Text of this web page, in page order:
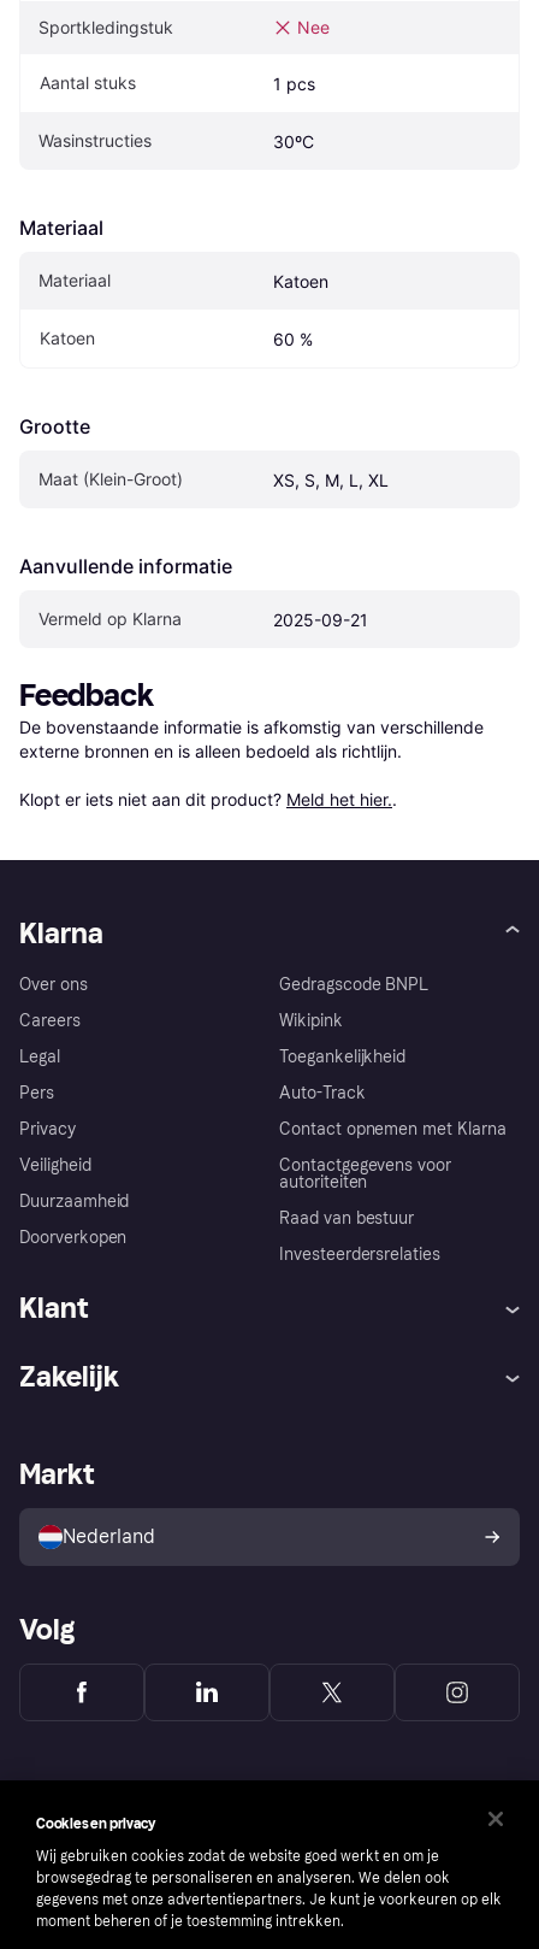
Sportkledingstuk Nee
Aantal stuks 1 pcs
Wasinstructies 30ºC
Materiaal
Materiaal Katoen
Katoen 60 %
Grootte
Maat (Klein-Groot) XS, S, M, L, XL
Aanvullende informatie
Vermeld op Klarna 2025-09-21
Feedback
De bovenstaande informatie is afkomstig van verschillende
externe bronnen en is alleen bedoeld als richtlijn.
Klopt er iets niet aan dit product? Meld het hier..
Klarna
Over ons
Careers
Legal
Pers
Privacy
Veiligheid
Duurzaamheid
Doorverkopen
Gedragscode BNPL
Wikipink
Toegankelijkheid
Auto-Track
Contact opnemen met Klarna
Contactgegevens voor
autoriteiten
Raad van bestuur
Investeerdersrelaties
Klant
Winkeloverzicht
Kopersbescherming voor
consumenten
Zakelijk
Zakelijke login
Markt
Nederland
Volg
Cookies en privacy
Wij gebruiken cookies zodat de website goed werkt en om je
browsegedrag te personaliseren en analyseren. We delen ook
gegevens met onze advertentiepartners. Je kunt je voorkeuren op elk
moment beheren of je toestemming intrekken.